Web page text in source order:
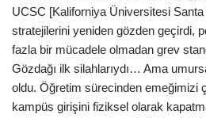
UCSC [Kaliforniya Üniversitesi
stratejilerini yeniden gözden geçirdi,
fazla bir mücadele olmadan grev
Gözdağı ilk silahlarıydı… Ama
oldu. Öğretim sürecinden emeğimizi
kampüs girişini fiziksel olarak